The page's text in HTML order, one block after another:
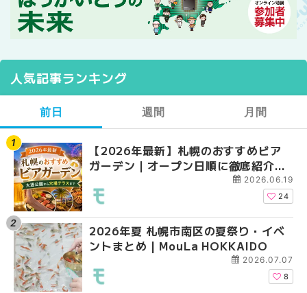
人気記事ランキング
前日
【2026年最新】札幌のおすすめビア
ガーデン｜オープン日順に徹底紹介！
大通公園から穴場テラスまで | MouLa
HOKKAIDO
2026.06.19
24
2026年夏 札幌市南区の夏祭り・イベ
ントまとめ | MouLa HOKKAIDO
2026.07.07
8
週間
【2026年最新】札幌
ガーデン｜オープン日
大通公園から穴場テ
2026年夏 札幌市西区
ントまとめ | MouLa
月間
【2026年最新】札幌
ガーデン｜オープン日
大通公園から穴場テ
2026年夏 札幌市北区
ントまとめ | MouLa